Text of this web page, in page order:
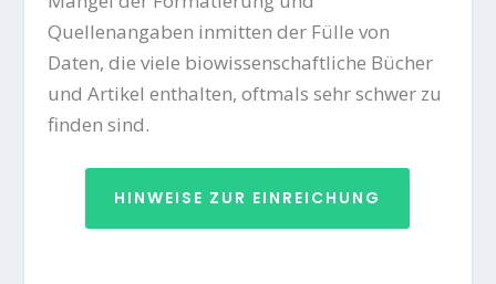
Quellenangaben inmitten der Fülle von
Daten, die viele biowissenschaftliche Bücher
und Artikel enthalten, oftmals sehr schwer zu
finden sind.
HINWEISE ZUR EINREICHUNG